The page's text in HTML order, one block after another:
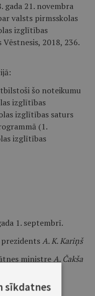
21. novembra
valsts pirmsskolas
izglītības
2018, 236.
šo noteikumu
izglītības
izglītības saturs
(1.
izglītības
1. septembrī.
A. K. Kariņš
ministreA. Čakša
sīkdatnes